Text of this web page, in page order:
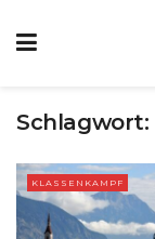
Schlagwort:
KLASSENKAMPF